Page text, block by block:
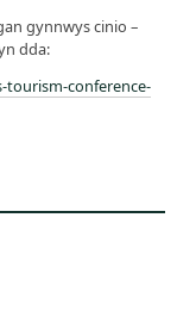
gynnwys cinio –
dda:
conference-